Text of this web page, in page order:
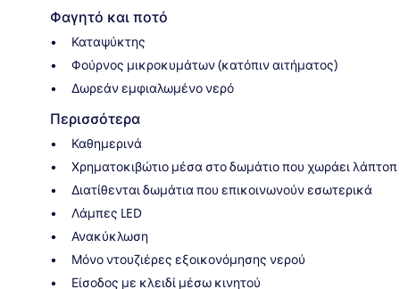
Φαγητό και ποτό
Καταψύκτης
Φούρνος μικροκυμάτων (κατόπιν αιτήματος)
Δωρεάν εμφιαλωμένο νερό
Περισσότερα
Καθημερινά
Χρηματοκιβώτιο μέσα στο δωμάτιο που χωράει λάπτοπ
Διατίθενται δωμάτια που επικοινωνούν εσωτερικά
Λάμπες LED
Ανακύκλωση
Μόνο ντουζιέρες εξοικονόμησης νερού
Είσοδος με κλειδί μέσω κινητού